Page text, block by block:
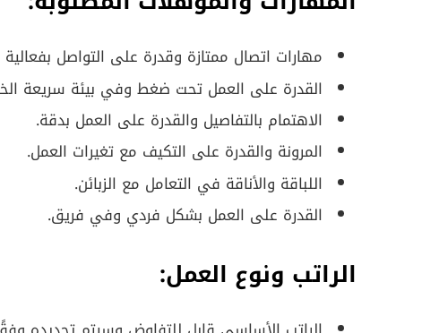
مهارات اتصال ممتازة وقدرة على التواصل بفعالية
القدرة على العمل تحت ضغط وفي بيئة سريعة
الاهتمام بالتفاصيل والقدرة على العمل بدقة.
المرونة والقدرة على التكيف مع تغيرات العمل.
اللباقة والأناقة في التعامل مع الزبائن.
القدرة على العمل بشكل فردي وفي فريق.
الراتب ونوع العمل: